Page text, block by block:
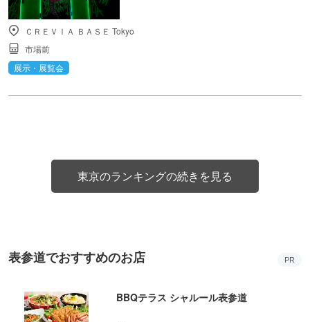
ＣＲＥＶＩＡ ＢＡＳＥ Tokyo
市場前
展示・展覧会
東京のランキングの続きを見る
表参道でおすすめのお店 PR
BBQテラス シャルール表参道